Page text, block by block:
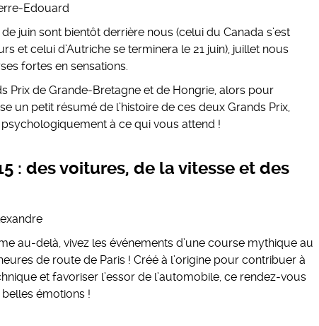
Edouard
juin sont bientôt derrière nous (celui du Canada s’est
et celui d’Autriche se terminera le 21 juin), juillet nous
fortes en sensations.
Prix de Grande-Bretagne et de Hongrie, alors pour
un petit résumé de l’histoire de ces deux Grands Prix,
à ce qui vous attend !
: des voitures, de la vitesse et des
au-delà, vivez les événements d’une course mythique au
de route de Paris ! Créé à l’origine pour contribuer à
et favoriser l’essor de l’automobile, ce rendez-vous
émotions !